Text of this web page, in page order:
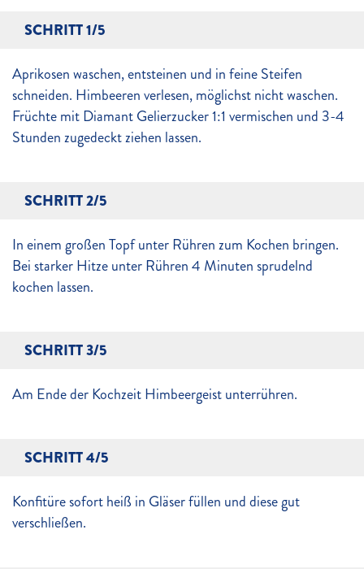
SCHRITT 1/5
Aprikosen waschen, entsteinen und in feine Steifen
schneiden. Himbeeren verlesen, möglichst nicht waschen.
Früchte mit Diamant Gelierzucker 1:1 vermischen und 3-4
Stunden zugedeckt ziehen lassen.
SCHRITT 2/5
In einem großen Topf unter Rühren zum Kochen bringen.
Bei starker Hitze unter Rühren 4 Minuten sprudelnd
kochen lassen.
SCHRITT 3/5
Am Ende der Kochzeit Himbeergeist unterrühren.
SCHRITT 4/5
Konfitüre sofort heiß in Gläser füllen und diese gut
verschließen.